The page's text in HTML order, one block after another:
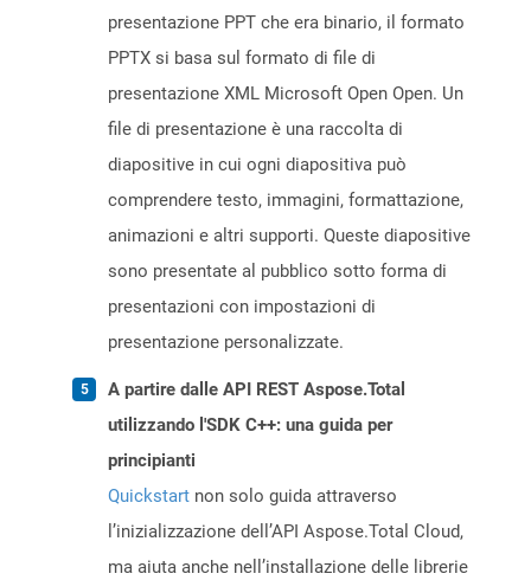
presentazione PPT che era binario, il formato
PPTX si basa sul formato di file di
presentazione XML Microsoft Open Open. Un
file di presentazione è una raccolta di
diapositive in cui ogni diapositiva può
comprendere testo, immagini, formattazione,
animazioni e altri supporti. Queste diapositive
sono presentate al pubblico sotto forma di
presentazioni con impostazioni di
presentazione personalizzate.
A partire dalle API REST Aspose.Total
utilizzando l'SDK C++: una guida per
principianti
Quickstart non solo guida attraverso
l’inizializzazione dell’API Aspose.Total Cloud,
ma aiuta anche nell’installazione delle librerie